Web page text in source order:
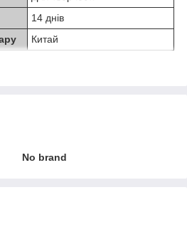
14 днів
Китай
No brand